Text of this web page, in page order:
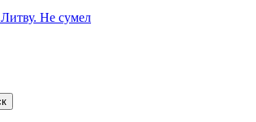
Не сумел